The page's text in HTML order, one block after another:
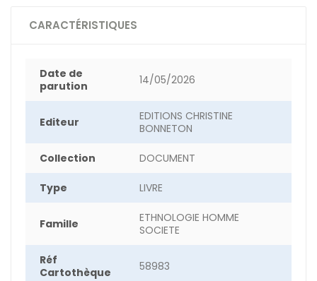
CARACTÉRISTIQUES
Date de
parution
14/05/2026
Editeur
EDITIONS CHRISTINE
BONNETON
Collection DOCUMENT
Type LIVRE
Famille
ETHNOLOGIE HOMME
SOCIETE
Réf
Cartothèque
58983